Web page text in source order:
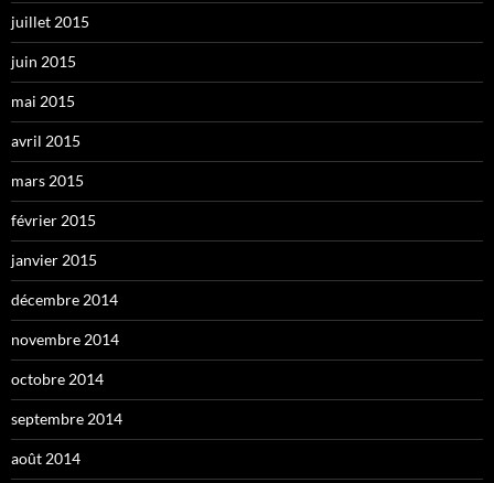
juillet 2015
juin 2015
mai 2015
avril 2015
mars 2015
février 2015
janvier 2015
décembre 2014
novembre 2014
octobre 2014
septembre 2014
août 2014